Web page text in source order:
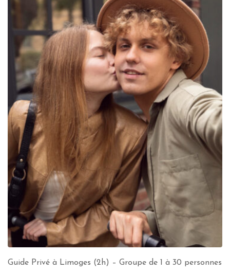
Guide Privé à Limoges (2h) – Groupe de 1 à 30 personnes